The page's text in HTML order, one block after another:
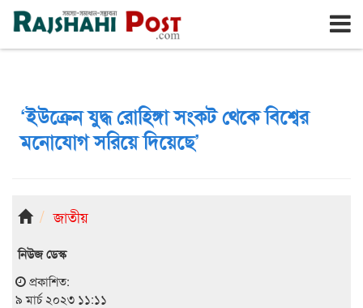
রাজশাহী সোমবার, ১০ই আগস্ট ২০২৬, ২৭শে শ্রাবণ ১৪৩৩
‘ইউক্রেন যুদ্ধ রোহিঙ্গা সংকট থেকে বিশ্বের
মনোযোগ সরিয়ে দিয়েছে’
জাতীয়
নিউজ ডেস্ক
প্রকাশিত:
৯ মার্চ ২০২৩ ১১:১১